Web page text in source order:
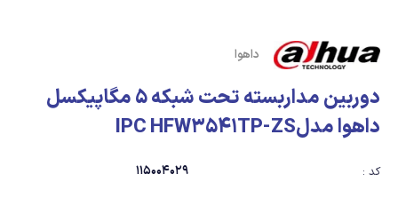
داهوا
دوربین مداربسته تحت شبکه 5 مگاپیکسل
داهوا مدلIPC HFW3541TP-ZS
کد : 115004029